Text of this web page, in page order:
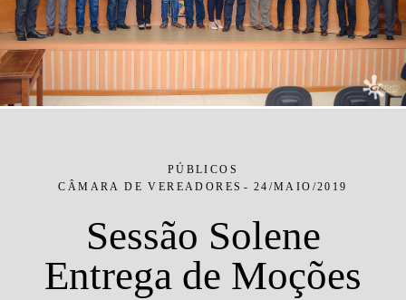
PÚBLICOS
CÂMARA DE VEREADORES
24/MAIO/2019
Sessão Solene
Entrega de Moções